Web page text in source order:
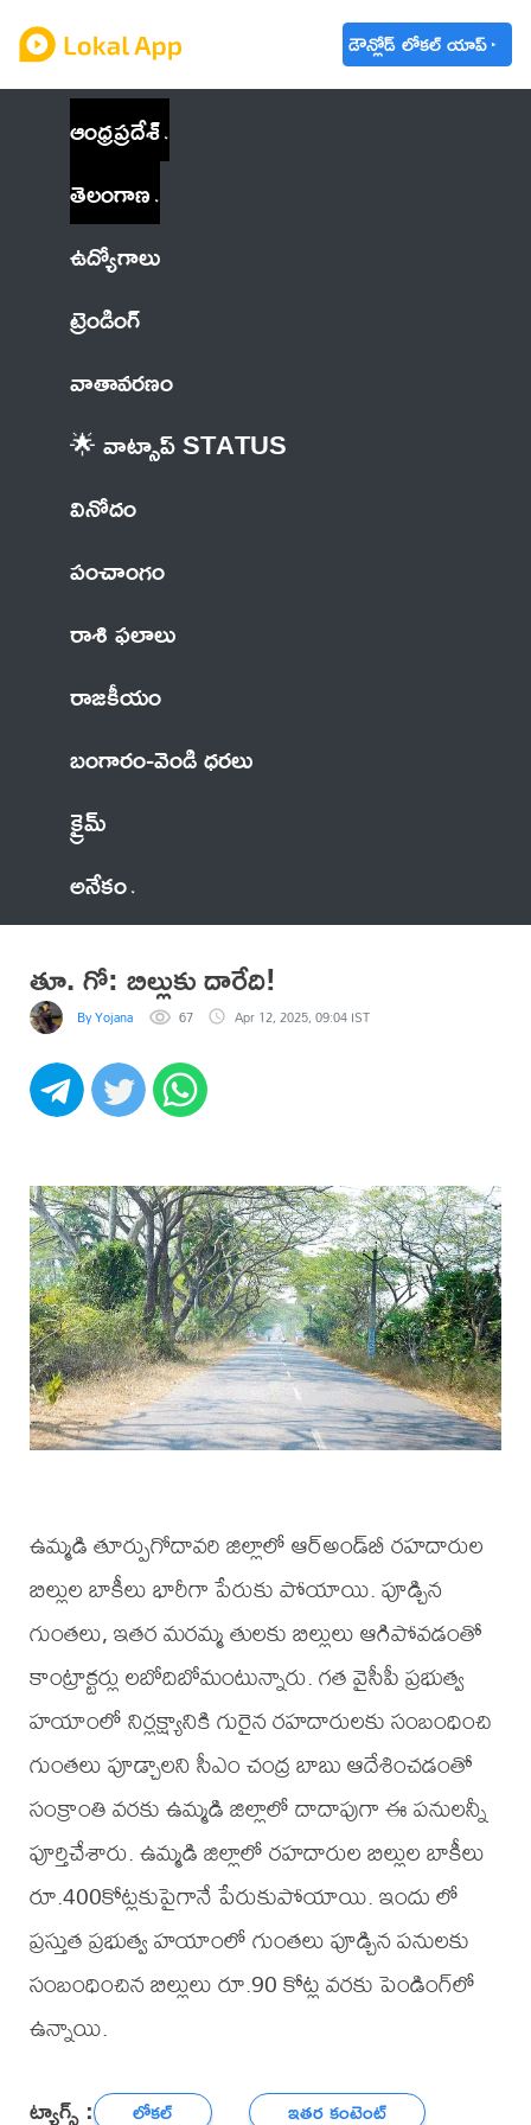
డౌన్లోడ్ లోకల్ యాప్
ఆంధ్రప్రదేశ్
తెలంగాణ
ఉద్యోగాలు
ట్రెండింగ్
వాతావరణం
🌟 వాట్సాప్ STATUS
వినోదం
పంచాంగం
రాశి ఫలాలు
రాజకీయం
బంగారం-వెండి ధరలు
క్రైమ్
అనేకం
తూ. గో: బిల్లుకు దారేది!
By Yojana 67 Apr 12, 2025, 09:04 IST
ఉమ్మడి తూర్పుగోదావరి జిల్లాలో ఆర్‌అండ్‌బీ రహదారుల
బిల్లుల బాకీలు భారీగా పేరుకు పోయాయి. పూడ్చిన
గుంతలు, ఇతర మరమ్మ తులకు బిల్లులు ఆగిపోవడంతో
కాంట్రాక్టర్లు లబోదిబోమంటున్నారు. గత వైసీపీ ప్రభుత్వ
హయాంలో నిర్లక్ష్యానికి గురైన రహదారులకు సంబంధించి
గుంతలు పూడ్చాలని సీఎం చంద్ర బాబు ఆదేశించడంతో
సంక్రాంతి వరకు ఉమ్మడి జిల్లాలో దాదాపుగా ఈ పనులన్నీ
పూర్తిచేశారు. ఉమ్మడి జిల్లాలో రహదారుల బిల్లుల బాకీలు
రూ.400కోట్లకుపైగానే పేరుకుపోయాయి. ఇందు లో
ప్రస్తుత ప్రభుత్వ హయాంలో గుంతలు పూడ్చిన పనులకు
సంబంధించిన బిల్లులు రూ.90 కోట్ల వరకు పెండింగ్‌లో
ఉన్నాయి.
ట్యాగ్స్ : లోకల్ ఇతర కంటెంట్